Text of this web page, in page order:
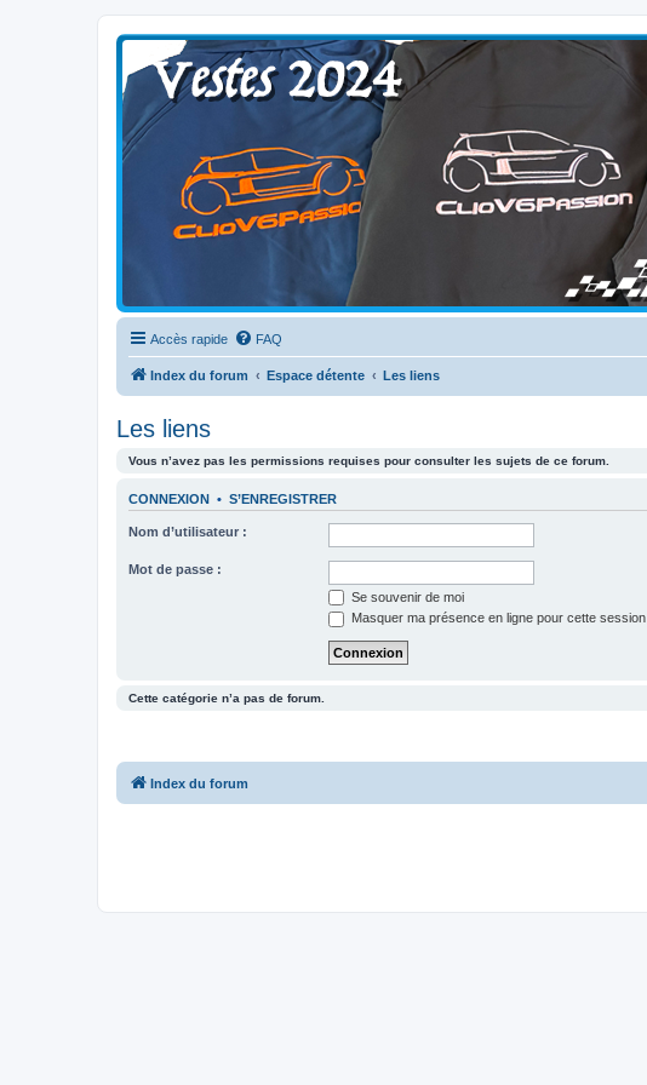
Clio V6 Passion
Le site français des passionnés de Clio V6
Accès rapide FAQ
Index du forum Espace détente Les liens
Les liens
Vous n’avez pas les permissions requises pour consulter les sujets de ce forum.
CONNEXION • S’ENREGISTRER
Nom d’utilisateur :
Mot de passe :
Se souvenir de moi
Masquer ma présence en ligne pour cette session
Cette catégorie n’a pas de forum.
Index du forum